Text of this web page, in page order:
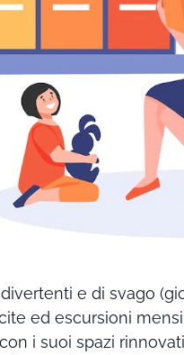
e di svago
ed escursioni
i suoi spazi